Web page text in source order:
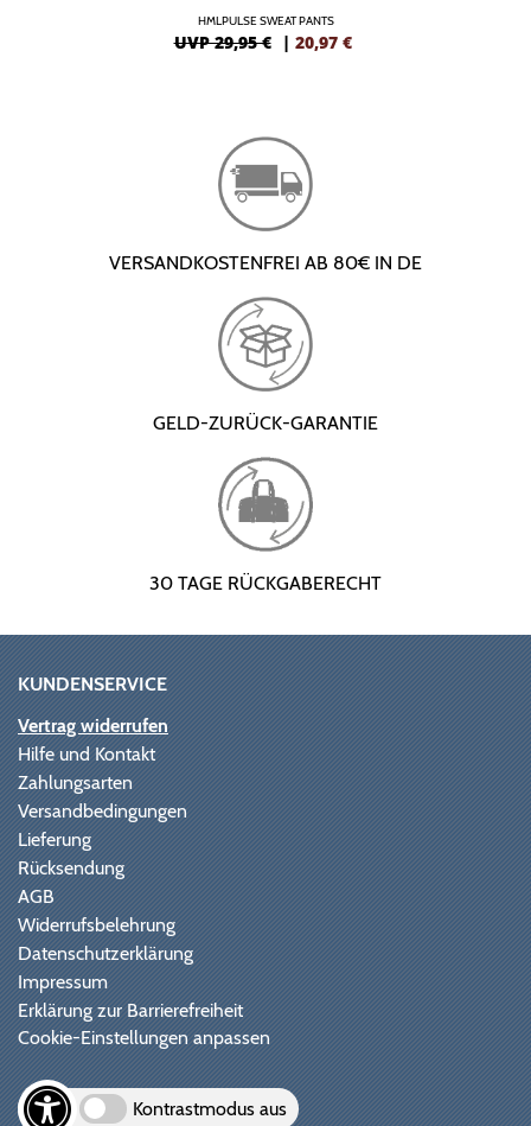
HMLPULSE SWEAT PANTS
UVP 29,95 € | 20,97 €
VERSANDKOSTENFREI AB 80€ IN DE
GELD-ZURÜCK-GARANTIE
30 TAGE RÜCKGABERECHT
KUNDENSERVICE
Vertrag widerrufen
Hilfe und Kontakt
Zahlungsarten
Versandbedingungen
Lieferung
Rücksendung
AGB
Widerrufsbelehrung
Datenschutzerklärung
Impressum
Erklärung zur Barrierefreiheit
Cookie-Einstellungen anpassen
Kontrastmodus aus